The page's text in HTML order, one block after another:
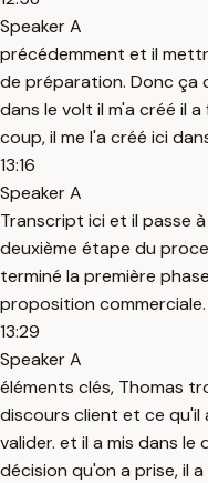
Speaker A
précédemment et il
de préparation. Donc ça
dans le volt il m'a créé il
coup, il me l'a créé ici
13:16
Speaker A
Transcript ici et il passe
deuxième étape du
terminé la première
proposition
13:29
Speaker A
éléments clés, Thomas
discours client et ce qu'il
valider. et il a mis dans le
décision qu'on a prise, il